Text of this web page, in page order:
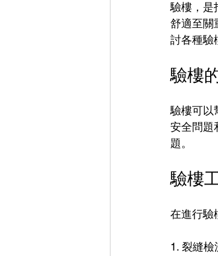
驗樓，是
舒適至關
討各種驗
驗樓
驗樓可以
安全問題
題。
驗樓
在進行驗
1. 裂縫檢